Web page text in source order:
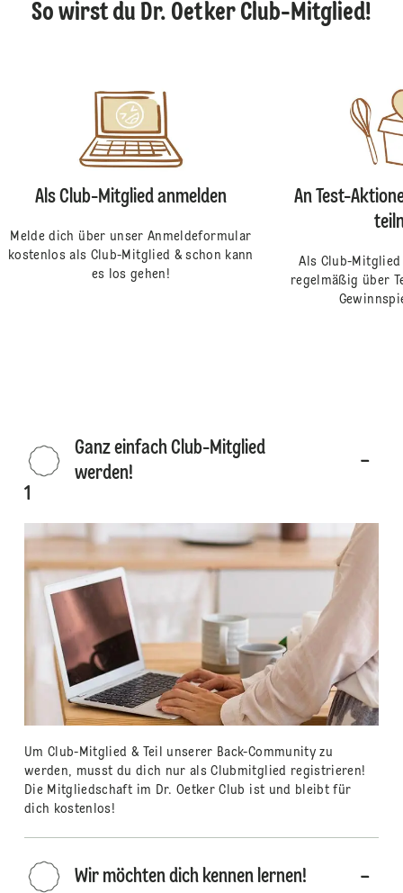
So wirst du Dr. Oetker Club-Mitglied!
Als Club-Mitglied anmelden
Melde dich über unser Anmeldeformular
kostenlos als Club-Mitglied & schon kann
es los gehen!
An Test-
Als Club-
regelmäßig über
1
Ganz einfach Club-Mitglied
werden!
Um Club-Mitglied & Teil unserer Back-Community zu
werden, musst du dich nur als Clubmitglied registrieren!
Die Mitgliedschaft im Dr. Oetker Club ist und bleibt für
dich kostenlos!
Wir möchten dich kennen lernen!